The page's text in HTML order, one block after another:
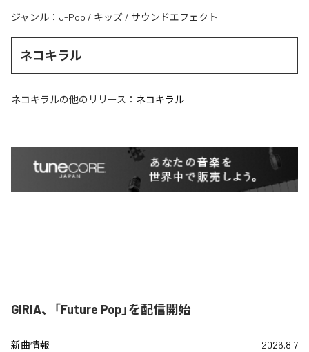
ジャンル： J-Pop / キッズ / サウンドエフェクト
ネコキラル
ネコキラルの他のリリース： ネコキラル
GIRIA、「Future Pop」を配信開始
新曲情報 2026.8.7